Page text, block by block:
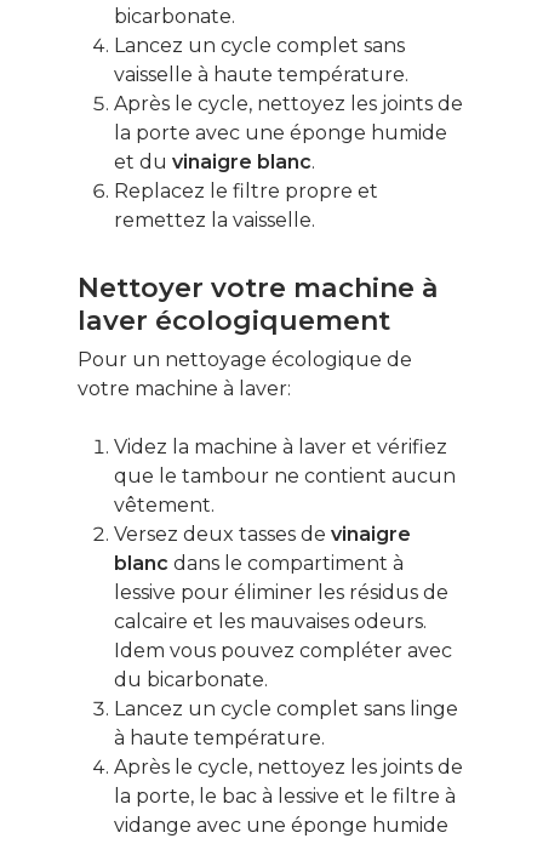
bicarbonate.
Lancez un cycle complet sans
vaisselle à haute température.
Après le cycle, nettoyez les joints de
la porte avec une éponge humide
et du vinaigre blanc.
Replacez le filtre propre et
remettez la vaisselle.
Nettoyer votre machine à
laver écologiquement
Pour un nettoyage écologique de
votre machine à laver:
Videz la machine à laver et vérifiez
que le tambour ne contient aucun
vêtement.
Versez deux tasses de vinaigre
blanc dans le compartiment à
lessive pour éliminer les résidus de
calcaire et les mauvaises odeurs.
Idem vous pouvez compléter avec
du bicarbonate.
Lancez un cycle complet sans linge
à haute température.
Après le cycle, nettoyez les joints de
la porte, le bac à lessive et le filtre à
vidange avec une éponge humide
Ce contenu vous
intéresse ? Cliquez